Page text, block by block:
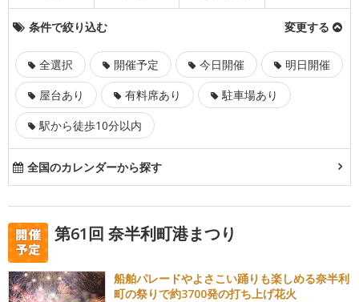
条件で絞り込む 変更する
全選択 開催予定 今日開催
明日開催
屋台あり
有料席あり
駐車場あり
駅から徒歩10分以内
全国のカレンダーから探す
第61回 奈半利町港まつり
船舶パレードやよさこい踊りも楽しめる奈半利
町の祭りで約3700発の打ち上げ花火